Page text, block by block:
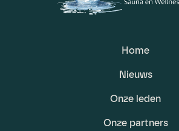
Home
Nieuws
Onze leden
Onze partners